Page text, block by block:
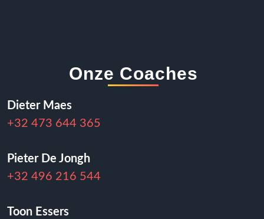
Onze Coaches
Dieter Maes
+32 473 644 365
Pieter De Jongh
+32 496 216 544
Toon Essers